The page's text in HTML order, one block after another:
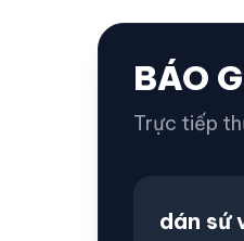
ĐIỆN TỬ
BÁO
Trực tiếp
dán sứ